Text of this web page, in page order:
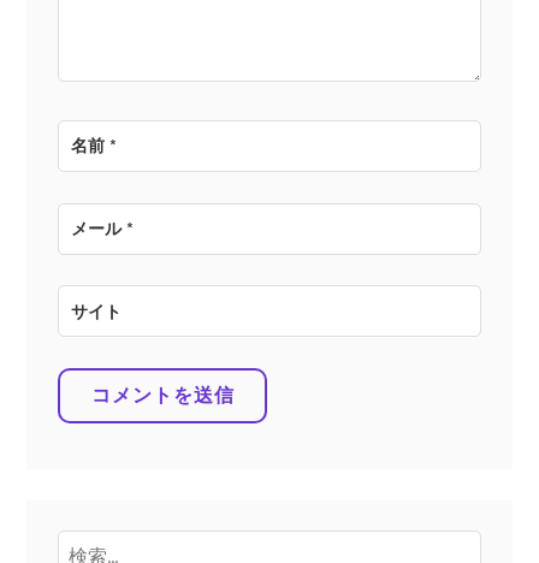
名前*
メール*
サイト
検